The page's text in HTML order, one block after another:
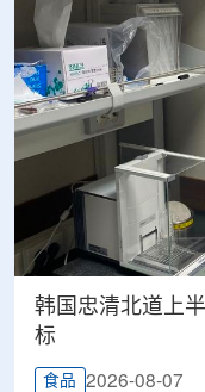
韩国忠清北道上
标
食品 2026-08-07